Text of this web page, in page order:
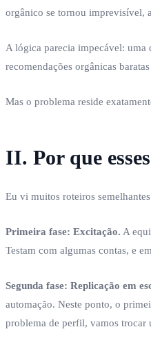
orgânico se tornou imprevisível,
A lógica parecia impecável: uma
recomendações orgânicas
Mas o problema reside
II. Por que
Eu vi muitos roteiros
Primeira fase: Excitação. A
Testam com algumas contas, e
Segunda fase: Replicação em
automação. Neste ponto, o
problema de perfil, vamos trocar